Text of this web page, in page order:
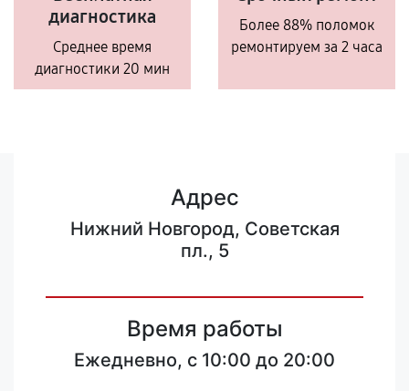
диагностика
Среднее время
диагностики 20 мин
Более 88% поломок
ремонтируем за 2 часа
Адрес
Нижний Новгород, Советская
пл., 5
Время работы
Ежедневно, с 10:00 до 20:00